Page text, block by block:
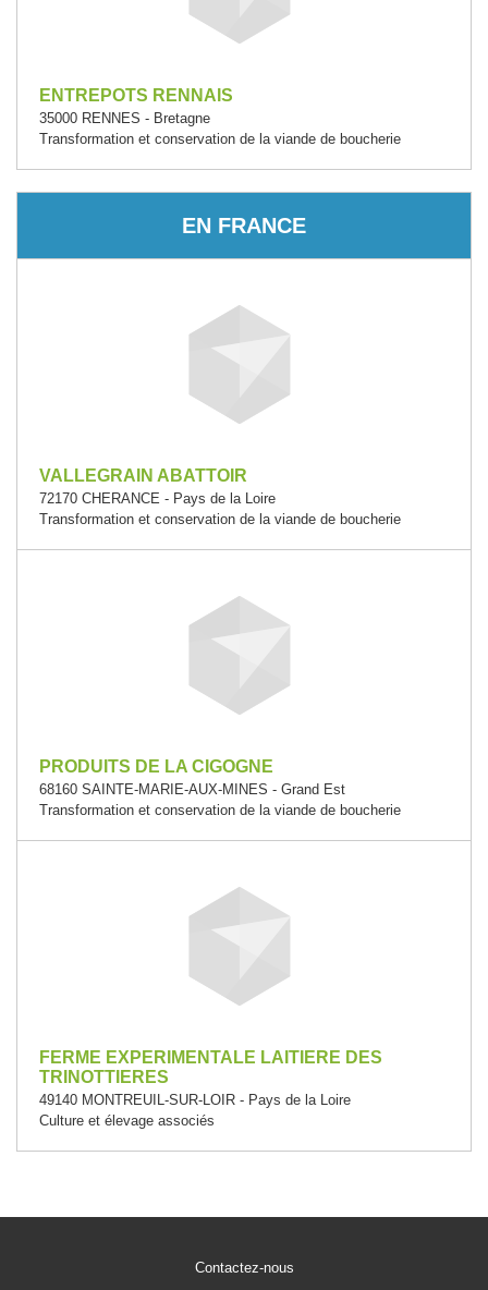
ENTREPOTS RENNAIS
35000 RENNES - Bretagne
Transformation et conservation de la viande de boucherie
EN FRANCE
VALLEGRAIN ABATTOIR
72170 CHERANCE - Pays de la Loire
Transformation et conservation de la viande de boucherie
PRODUITS DE LA CIGOGNE
68160 SAINTE-MARIE-AUX-MINES - Grand Est
Transformation et conservation de la viande de boucherie
FERME EXPERIMENTALE LAITIERE DES
TRINOTTIERES
49140 MONTREUIL-SUR-LOIR - Pays de la Loire
Culture et élevage associés
Contactez-nous